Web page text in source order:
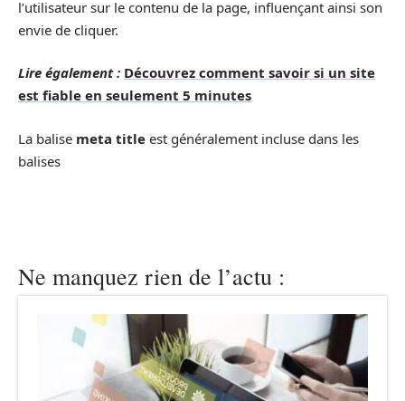
l’utilisateur sur le contenu de la page, influençant ainsi son
envie de cliquer.
Lire également : Découvrez comment savoir si un site
est fiable en seulement 5 minutes
La balise meta title est généralement incluse dans les
balises
Ne manquez rien de l’actu :